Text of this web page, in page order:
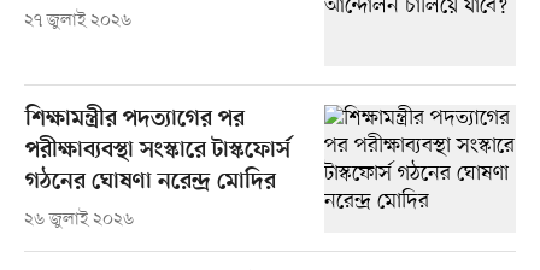
২৭ জুলাই ২০২৬
শিক্ষামন্ত্রীর পদত্যাগের পর
পরীক্ষাব্যবস্থা সংস্কারে টাস্কফোর্স
গঠনের ঘোষণা নরেন্দ্র মোদির
২৬ জুলাই ২০২৬